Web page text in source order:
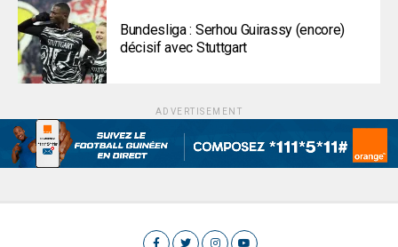
Bundesliga : Serhou Guirassy (encore)
décisif avec Stuttgart
ADVERTISEMENT